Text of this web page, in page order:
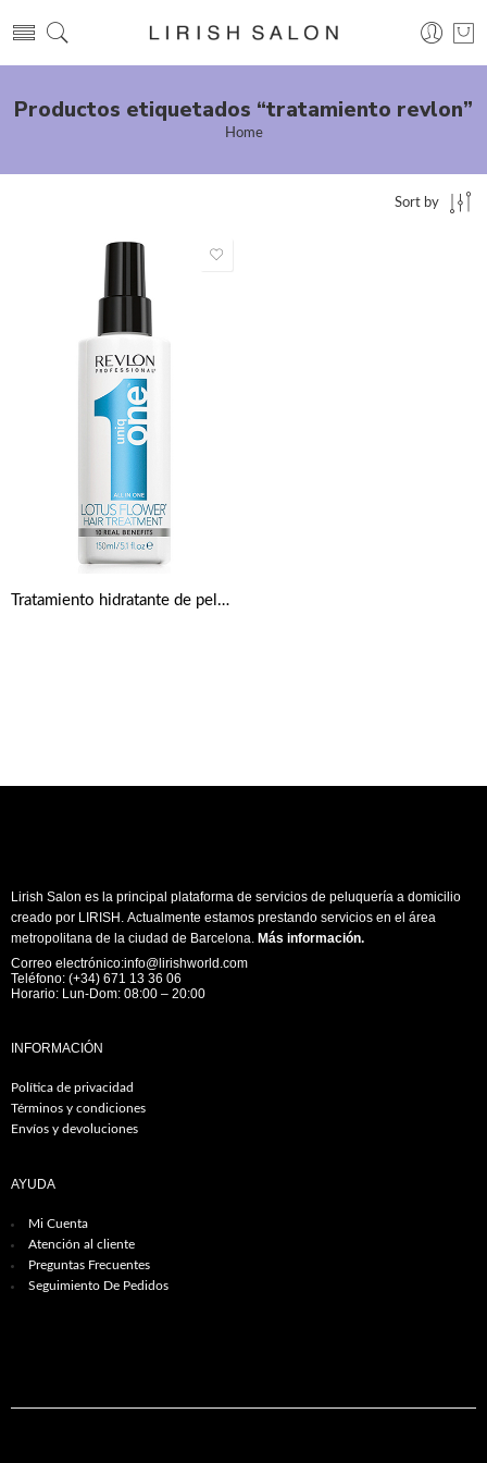
Productos etiquetados “tratamiento revlon”
Home
Sort by
Tratamiento hidratante de pelo Uniq One Flor de Loto 150ml de Revlon
Lirish Salon es la principal plataforma de servicios de peluquería a domicilio
creado por LIRISH. Actualmente estamos prestando servicios en el área
metropolitana de la ciudad de Barcelona. Más información.
Correo electrónico:info@lirishworld.com
Teléfono: (+34) 671 13 36 06
Horario: Lun-Dom: 08:00 – 20:00
INFORMACIÓN
Política de privacidad
Términos y condiciones
Envíos y devoluciones
AYUDA
Mi Cuenta
Atención al cliente
Preguntas Frecuentes
Seguimiento De Pedidos